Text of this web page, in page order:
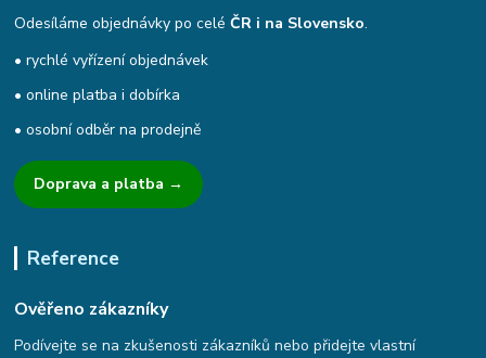
Odesíláme objednávky po celéČR i na Slovensko.
• rychlé vyřízení objednávek
• online platba i dobírka
• osobní odběr na prodejně
Doprava a platba →
Reference
Ověřeno zákazníky
Podívejte se na zkušenosti zákazníků nebo přidejte vlastní